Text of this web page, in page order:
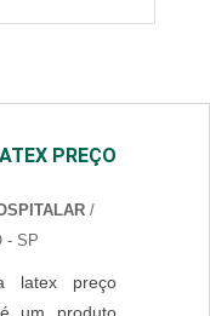
PREÇO
/
- SP
latex preço